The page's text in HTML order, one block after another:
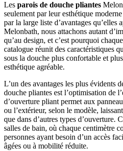
Les parois de douche pliantes
seulement par leur esthétique
par la large liste d’avantages qu’elles
Melonbath, nous attachons autant
qu’au design, et c’est pourquoi
catalogue réunit des caractéristiques
sous la douche plus confortable et
esthétique agréable.
L’un des avantages les plus évidents
douche pliantes est l’optimisation de
d’ouverture pliant permet aux
ou l’extérieur, selon le modèle,
que dans d’autres types d’ouverture.
salles de bain, où chaque centimètre
personnes ayant besoin d’un accès
âgées ou à mobilité réduite.